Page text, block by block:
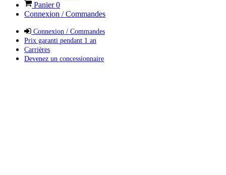
Panier0
Connexion / Commandes
Connexion / Commandes
Prix garanti pendant 1 an
Carrières
Devenez un concessionnaire